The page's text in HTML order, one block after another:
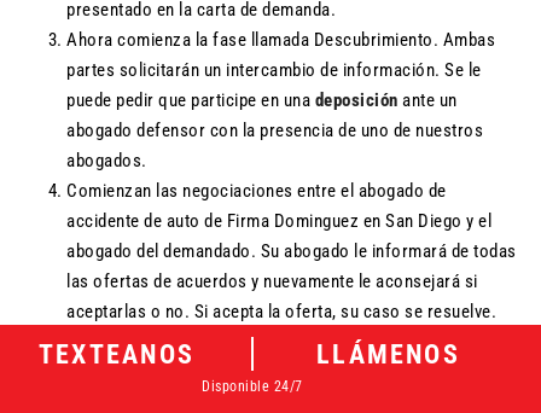
TEXTEANOS LLÁMENOS
Disponible 24/7
presentado en la carta de demanda.
Ahora comienza la fase llamada Descubrimiento. Ambas
partes solicitarán un intercambio de información. Se le
puede pedir que participe en una deposición ante un
abogado defensor con la presencia de uno de nuestros
abogados.
Comienzan las negociaciones entre el abogado de
accidente de auto de Firma Dominguez en San Diego y el
abogado del demandado. Su abogado le informará de todas
las ofertas de acuerdos y nuevamente le aconsejará si
aceptarlas o no. Si acepta la oferta, su caso se resuelve.
Es raro, pero a veces ambas partes no pueden llegar a un acuerdo
sobre una cantidad de acuerdo justa. La siguiente sección explica